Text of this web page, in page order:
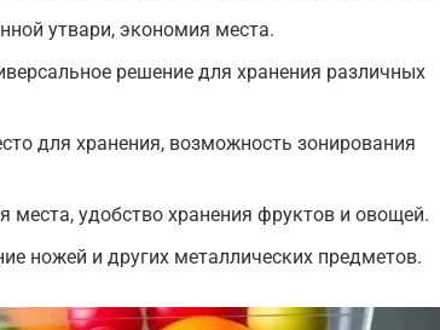
утвари, экономия места.
решение для хранения различных
для хранения, возможность зонирования
удобство хранения фруктов и овощей.
ножей и других металлических предметов.